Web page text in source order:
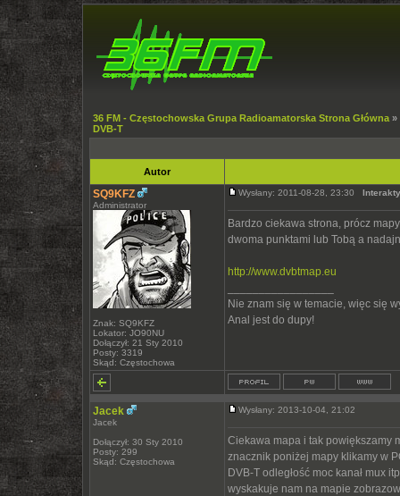
36 FM - Częstochowska Grupa Radioamatorska Strona Główna »
DVB-T
Autor
SQ9KFZ
Administrator
Znak: SQ9KFZ
Lokator: JO90NU
Dołączył: 21 Sty 2010
Posty: 3319
Skąd: Częstochowa
Wysłany: 2011-08-28, 23:30
Bardzo ciekawa strona, prócz
dwoma punktami lub Tobą a
http://www.dvbtmap.eu
Nie znam się w temacie, więc się
Anal jest do dupy!
Jacek
Jacek
Dołączył: 30 Sty 2010
Posty: 299
Skąd: Częstochowa
Wysłany: 2013-10-04, 21:02
Ciekawa mapa i tak powiększamy
znacznik poniżej mapy klikamy w
DVB-T odległość moc kanał mux
wyskakuje nam na mapie